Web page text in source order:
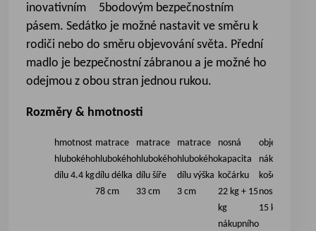
inovativním 5bodovým bezpečnostním
pásem. Sedátko je možné nastavit ve směru k
rodiči nebo do směru objevování světa. Přední
madlo je bezpečnostní zábranou a je možné ho
odejmou z obou stran jednou rukou.
Rozměry & hmotnosti
hmotnost
hlubokého
dílu 4.4 kg
matrace
hlubokého
dílu délka
78 cm
matrace
hlubokého
dílu šíře
33 cm
matrace
hlubokého
dílu výška
3 cm
nosná
kapacita
kočárku
22 kg + 15
kg
nákupního
objem
nákupního
koše 60L a
nosnost
15 kg